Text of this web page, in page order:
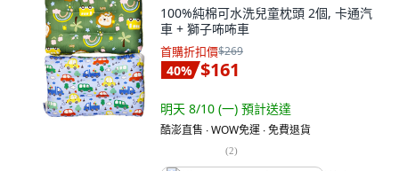
100%純棉可水洗兒童枕頭 2個, 卡通汽
車 + 獅子咘咘車
首購折扣價$269
40% $161
明天 8/10 (一) 預計送達
酷澎直售 ∙ WOW免運 ∙ 免費退貨
(2)